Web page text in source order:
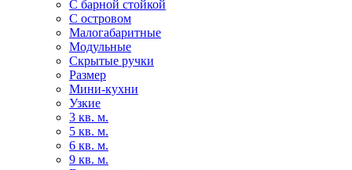
С барной стойкой
С островом
Малогабаритные
Модульные
Скрытые ручки
Размер
Мини-кухни
Узкие
3 кв. м.
5 кв. м.
6 кв. м.
9 кв. м.